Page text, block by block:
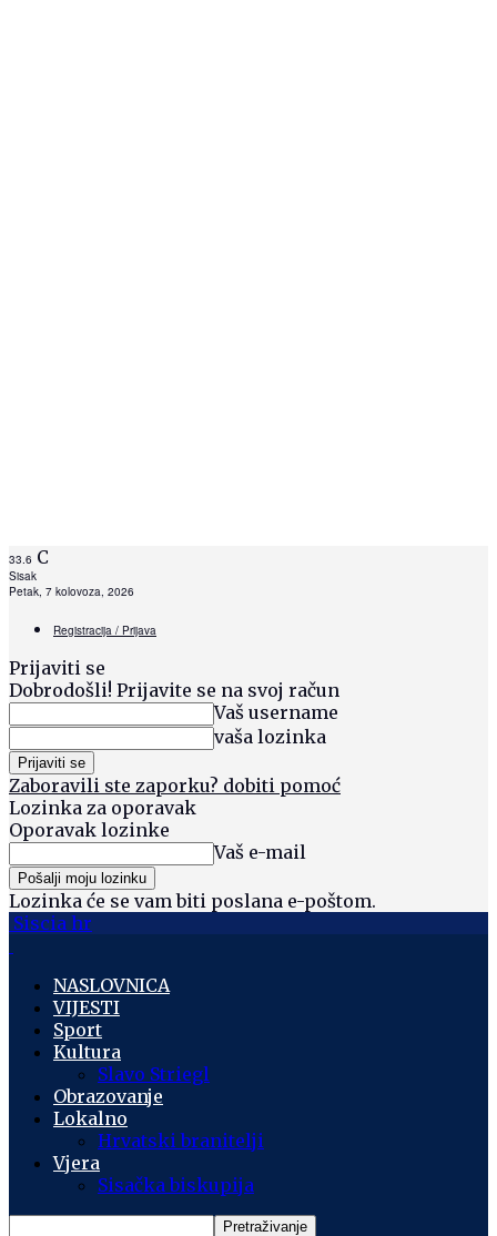
33.6 C
Sisak
Petak, 7 kolovoza, 2026
Registracija / Prijava
Prijaviti se
Dobrodošli! Prijavite se na svoj račun
Vaš username
vaša lozinka
Zaboravili ste zaporku? dobiti pomoć
Lozinka za oporavak
Oporavak lozinke
Vaš e-mail
Lozinka će se vam biti poslana e-poštom.
Siscia hr
NASLOVNICA
VIJESTI
Sport
Kultura
Slavo Striegl
Obrazovanje
Lokalno
Hrvatski branitelji
Vjera
Sisačka biskupija